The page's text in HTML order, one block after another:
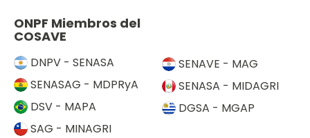
ONPF Miembros del
COSAVE
DNPV - SENASA
SENASAG - MDPRyA
DSV - MAPA
SAG - MINAGRI
SENAVE - MAG
SENASA - MIDAGRI
DGSA - MGAP